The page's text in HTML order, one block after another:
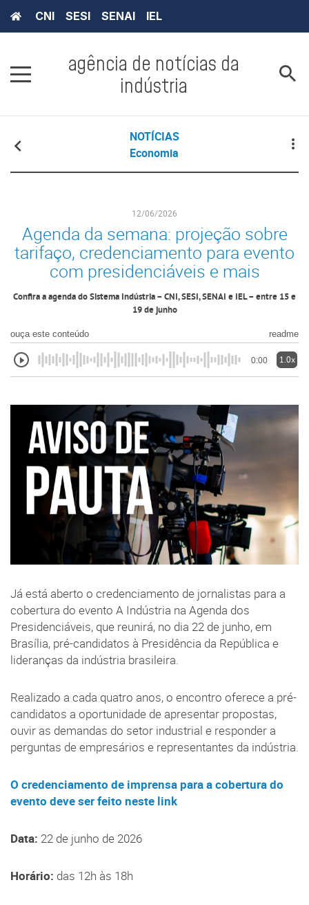
CNI SESI SENAI IEL
agência de notícias da
indústria
NOTÍCIAS
Economia
12/06/2026
Agenda da semana: projeção sobre
tarifaço, credenciamento para evento
com presidenciáveis e mais
Confira a agenda do Sistema Indústria – CNI, SESI, SENAI e IEL – entre 15 e
19 de junho
ouça este conteúdo readme
0:00 1.0x
Já está aberto o credenciamento de jornalistas para a
cobertura do evento A Indústria na Agenda dos
Presidenciáveis, que reunirá, no dia 22 de junho, em
Brasília, pré-candidatos à Presidência da República e
lideranças da indústria brasileira.
Realizado a cada quatro anos, o encontro oferece a pré-
candidatos a oportunidade de apresentar propostas,
ouvir as demandas do setor industrial e responder a
perguntas de empresários e representantes da indústria.
O credenciamento de imprensa para a cobertura do
evento deve ser feito neste link
Data: 22 de junho de 2026
Horário: das 12h às 18h